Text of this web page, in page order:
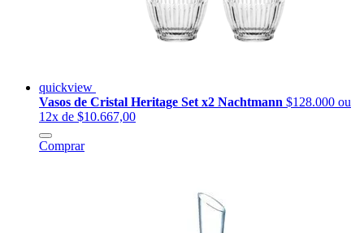
quickview
Vasos de Cristal Heritage Set x2 Nachtmann $128.000 ou
12x de $10.667,00
Comprar